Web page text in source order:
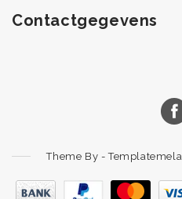
Contactgegevens
Theme By -Templatemela